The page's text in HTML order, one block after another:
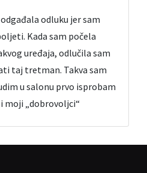
odluku jer sam
Kada sam počela
uređaja, odlučila sam
taj tretman. Takva sam
u salonu prvo isprobam
moji „dobrovoljci“